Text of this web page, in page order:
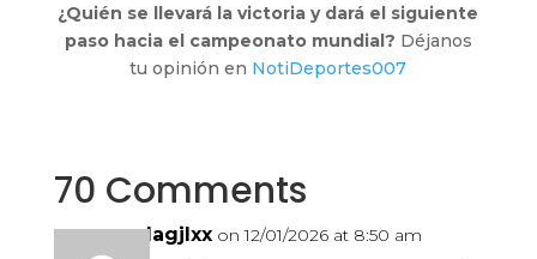
¿Quién se llevará la victoria y dará el siguiente
paso hacia el campeonato mundial? Déjanos
tu opinión en NotiDeportes007
70 Comments
xedagjlxx on 12/01/2026 at 8:50 am